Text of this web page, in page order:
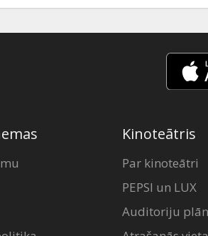
Kinoteātris
Par kinoteātri
PEPSI un LUX
Auditoriju